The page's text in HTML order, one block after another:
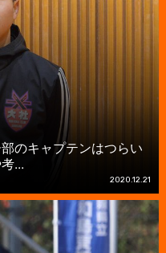
のキャプテンはつらい
...
2020.12.21